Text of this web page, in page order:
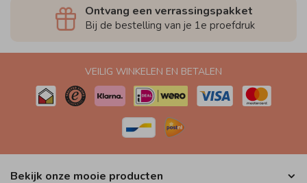
Ontvang een verrassingspakket
Bij de bestelling van je 1e proefdruk
VEILIG WINKELEN EN BETALEN
Bekijk onze mooie producten